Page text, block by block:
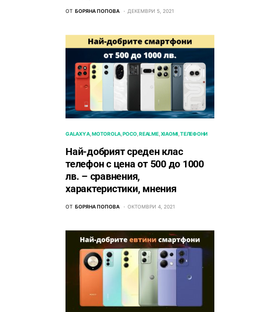
ОТ БОРЯНА ПОПОВА ДЕКЕМВРИ 5, 2021
GALAXY A MOTOROLA POCO REALME XIAOMI ТЕЛЕФОНИ
Най-добрият среден клас
телефон с цена от 500 до 1000
лв. – сравнения,
характеристики, мнения
ОТ БОРЯНА ПОПОВА ОКТОМВРИ 4, 2021